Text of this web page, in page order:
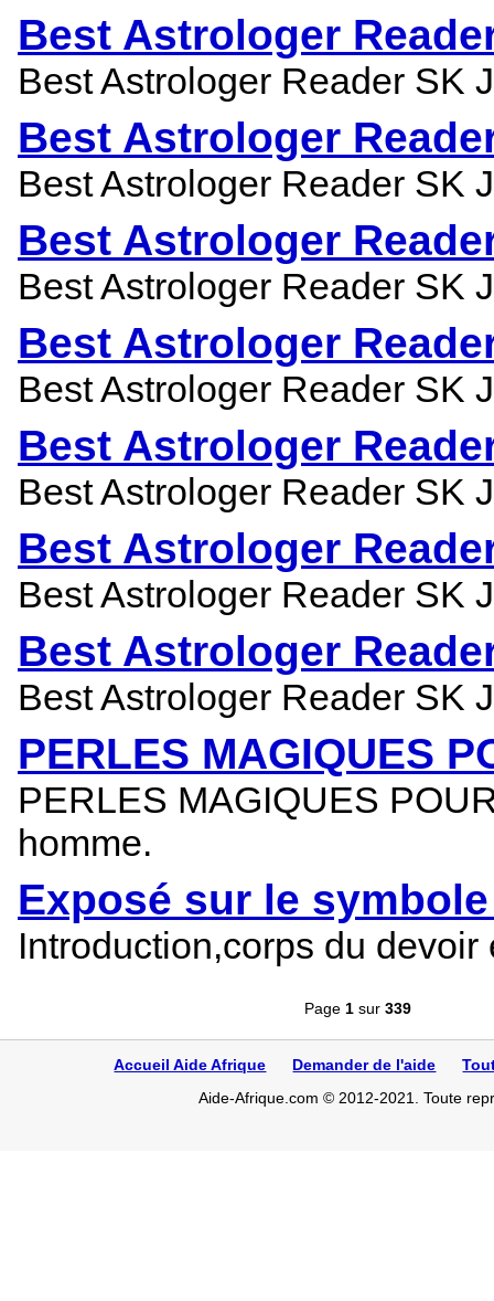
Best Astrologer
Best Astrologer Reader SK
Best Astrologer
Best Astrologer Reader SK
Best Astrologer
Best Astrologer Reader SK
Best Astrologer
Best Astrologer Reader SK
Best Astrologer
Best Astrologer Reader SK
Best Astrologer
Best Astrologer Reader SK
Best Astrologer
Best Astrologer Reader SK
PERLES MAGIQUES
PERLES MAGIQUES
homme.
Exposé sur le
Introduction,corps du devoir
Page 1 sur339
Accueil Aide Afrique Demander de l'aide
Aide-Afrique.com © 2012-2021. Toute